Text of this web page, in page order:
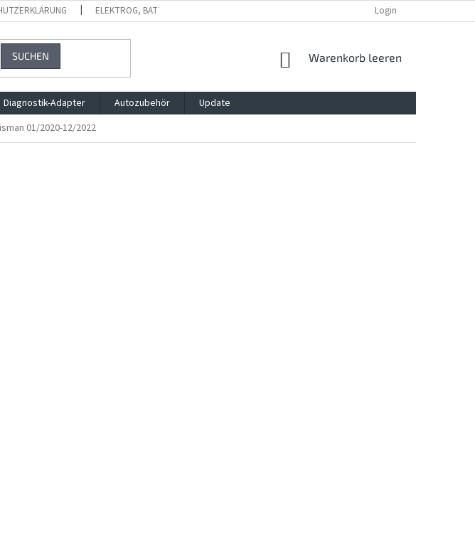
ELEKTROG, BATTG, VERPACKG REKLAMATION UND WIDDERRUFSRECHT
Login
SUCHEN WARENKORB
Warenkorb leeren
Diagnostik-Adapter Autozubehör
Update
01/2020-12/2022